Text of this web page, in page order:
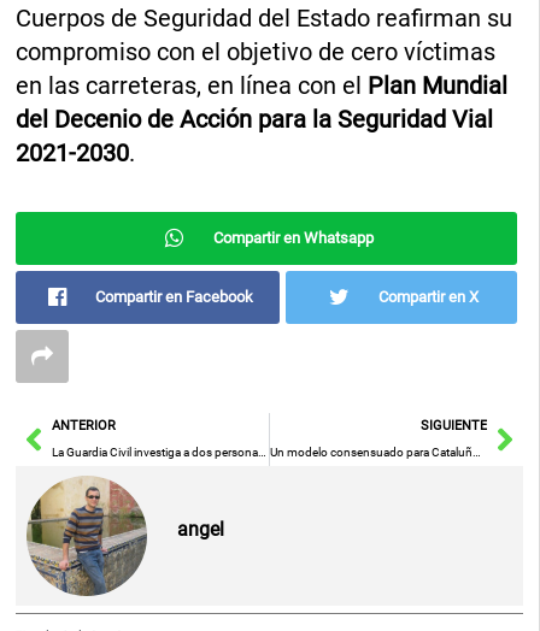
Cuerpos de Seguridad del Estado reafirman su
compromiso con el objetivo de cero víctimas
en las carreteras, en línea con el Plan Mundial
del Decenio de Acción para la Seguridad Vial
2021-2030.
Compartir en Whatsapp
Compartir en Facebook Compartir en X
AntANTERIOR SIGUIENTE
angel